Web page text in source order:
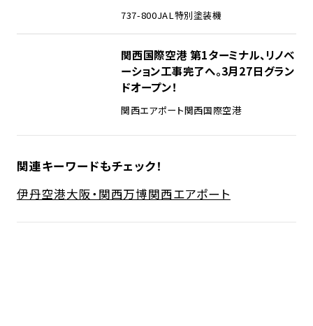
737-800JAL特別塗装機
関西国際空港 第1ターミナル、リノベ
ーション工事完了へ。3月27日グラン
ドオープン！
関西エアポート関西国際空港
関連キーワードもチェック！
伊丹空港大阪・関西万博関西エアポート